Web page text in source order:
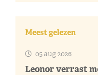
Meest gelezen
05 aug 2026
Leonor verrast